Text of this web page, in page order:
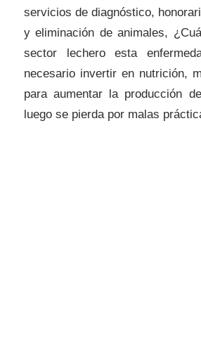
servicios de diagnóstico,
y eliminación de animales,
sector lechero esta
necesario invertir en nutrición,
para aumentar la producción
luego se pierda por malas